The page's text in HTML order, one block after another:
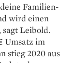
Familien­
wird einen
sagt Leibold.
Umsatz im
stieg 2020 aus